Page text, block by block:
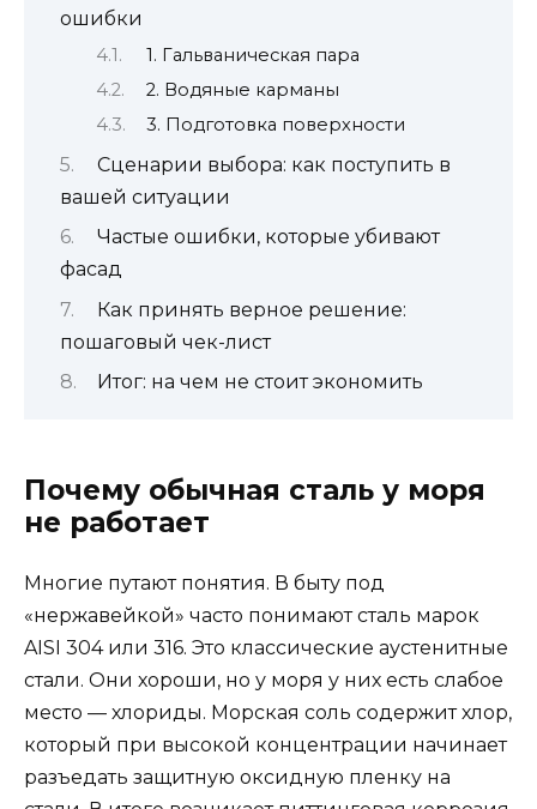
ошибки
1. Гальваническая пара
2. Водяные карманы
3. Подготовка поверхности
Сценарии выбора: как поступить в
вашей ситуации
Частые ошибки, которые убивают
фасад
Как принять верное решение:
пошаговый чек-лист
Итог: на чем не стоит экономить
Почему обычная сталь у моря
не работает
Многие путают понятия. В быту под
«нержавейкой» часто понимают сталь марок
AISI 304 или 316. Это классические аустенитные
стали. Они хороши, но у моря у них есть слабое
место — хлориды. Морская соль содержит хлор,
который при высокой концентрации начинает
разъедать защитную оксидную пленку на